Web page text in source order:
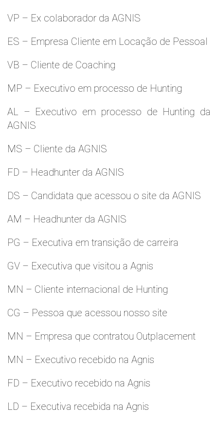
VP – Ex colaborador da AGNIS
ES – Empresa Cliente em Locação de Pessoal
VB – Cliente de Coaching
MP – Executivo em processo de Hunting
AL – Executivo em processo de Hunting da
AGNIS
MS – Cliente da AGNIS
FD – Headhunter da AGNIS
DS – Candidata que acessou o site da AGNIS
AM – Headhunter da AGNIS
PG – Executiva em transição de carreira
GV – Executiva que visitou a Agnis
MN – Cliente internacional de Hunting
CG – Pessoa que acessou nosso site
MN – Empresa que contratou Outplacement
MN – Executivo recebido na Agnis
FD – Executivo recebido na Agnis
LD – Executiva recebida na Agnis